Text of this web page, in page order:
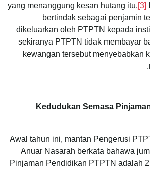
yang menanggung kesan hutang itu.[3]
bertindak sebagai penjamin
dikeluarkan oleh PTPTN kepada
sekiranya PTPTN tidak membayar
kewangan tersebut menyebabkan
Kedudukan Semasa
Awal tahun ini, mantan Pengerusi
Anuar Nasarah berkata bahawa
Pinjaman Pendidikan PTPTN adalah